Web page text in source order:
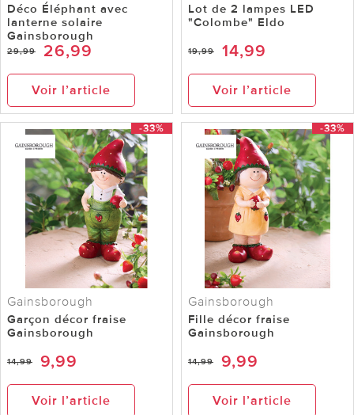
Déco Éléphant avec
lanterne solaire
Gainsborough
29,99 26,99
Voir l’article
Lot de 2 lampes LED
"Colombe" Eldo
19,99 14,99
Voir l’article
-33%
Gainsborough
Garçon décor fraise
Gainsborough
14,99 9,99
Voir l’article
-33%
Gainsborough
Fille décor fraise
Gainsborough
14,99 9,99
Voir l’article